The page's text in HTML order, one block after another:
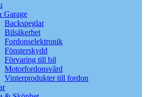
Garage
Backspeglar
Bilsäkerhet
Fordonselektronik
Fönsterskydd
Förvaring till bil
Motorfordonsvård
Vinterprodukter till fordon